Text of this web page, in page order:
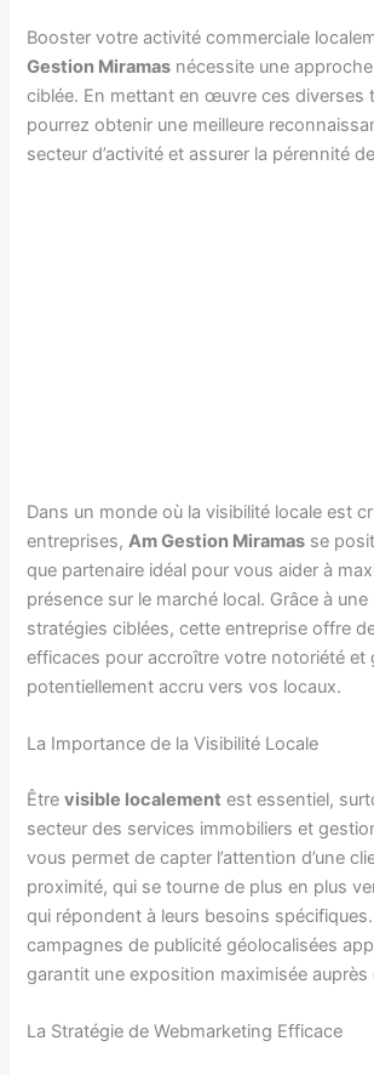
Booster votre activité commerciale
Gestion Miramas nécessite une
ciblée. En mettant en œuvre ces diverses
pourrez obtenir une meilleure
secteur d’activité et assurer la pérennité
Dans un monde où la visibilité locale est
entreprises,Am Gestion Miramas se
que partenaire idéal pour vous aider à
présence sur le marché local. Grâce à une
stratégies ciblées, cette entreprise offre
efficaces pour accroître votre notoriété et
potentiellement accru vers vos locaux.
La Importance de la Visibilité Locale
Êtrevisible localement est essentiel,
secteur des services immobiliers et
vous permet de capter l’attention d’une
proximité, qui se tourne de plus en plus
qui répondent à leurs besoins
campagnes de publicité géolocalisées
garantit une exposition maximisée auprès
La Stratégie de Webmarketing Efficace